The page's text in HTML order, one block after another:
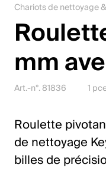
Webshop
Veuillez
Deutsch
Français
Chariots de nettoyage
mm
Art.-n°. 81836 1
Roulette
de nettoyage
billes de